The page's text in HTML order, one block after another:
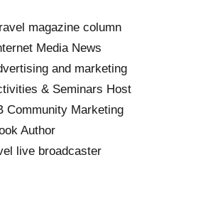
magazine column
Media News
and marketing
& Seminars Host
Marketing
Author
live broadcaster